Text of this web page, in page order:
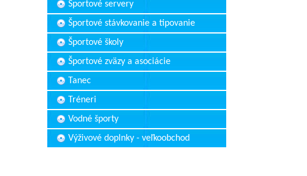
Športové servery
Športové stávkovanie a tipovanie
Športové školy
Športové zväzy a asociácie
Tanec
Tréneri
Vodné športy
Výživové doplnky - veľkoobchod